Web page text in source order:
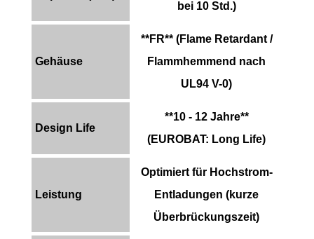
bei 10 Std.)
Gehäuse
**FR** (Flame Retardant /
Flammhemmend nach
UL94 V-0)
Design Life
**10 - 12 Jahre**
(EUROBAT: Long Life)
Leistung
Optimiert für Hochstrom-
Entladungen (kurze
Überbrückungszeit)